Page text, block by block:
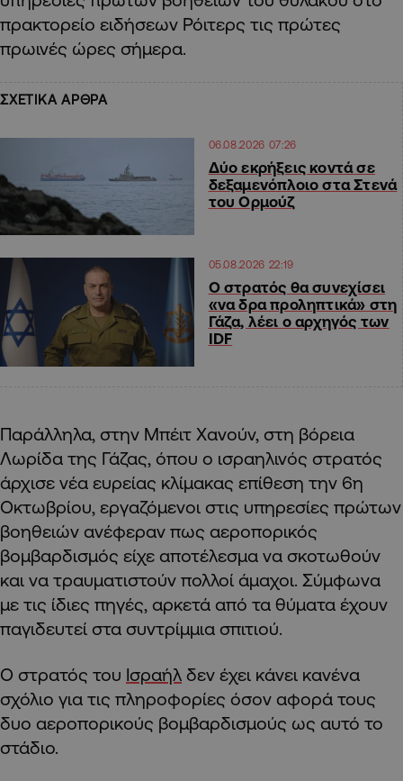
πρακτορείο ειδήσεων Ρόιτερς τις πρώτες
πρωινές ώρες σήμερα.
ΣΧΕΤΙΚΑ ΑΡΘΡΑ
06.08.2026 07:26
Δύο εκρήξεις κοντά σε
δεξαμενόπλοιο στα Στενά
του Ορμούζ
05.08.2026 22:19
Ο στρατός θα συνεχίσει
«να δρα προληπτικά» στη
Γάζα, λέει ο αρχηγός των
IDF
Παράλληλα, στην Μπέιτ Χανούν, στη βόρεια
Λωρίδα της Γάζας, όπου ο ισραηλινός στρατός
άρχισε νέα ευρείας κλίμακας επίθεση την 6η
Οκτωβρίου, εργαζόμενοι στις υπηρεσίες πρώτων
βοηθειών ανέφεραν πως αεροπορικός
βομβαρδισμός είχε αποτέλεσμα να σκοτωθούν
και να τραυματιστούν πολλοί άμαχοι. Σύμφωνα
με τις ίδιες πηγές, αρκετά από τα θύματα έχουν
παγιδευτεί στα συντρίμμια σπιτιού.
Ο στρατός του Ισραήλ δεν έχει κάνει κανένα
σχόλιο για τις πληροφορίες όσον αφορά τους
δυο αεροπορικούς βομβαρδισμούς ως αυτό το
στάδιο.